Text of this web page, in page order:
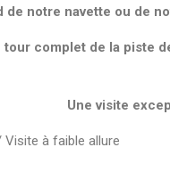
notre navette ou de
tour complet de la piste
Une visite
à faible allure